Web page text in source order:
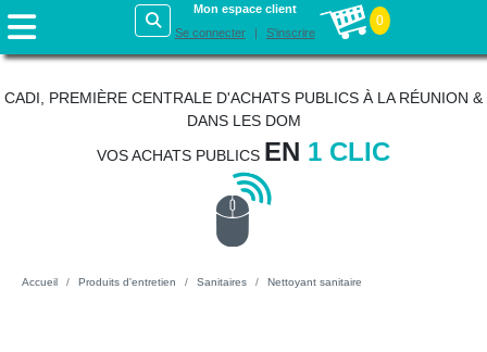
Mon espace client
Se connecter
S'inscrire
0
CADI, PREMIÈRE CENTRALE D'ACHATS PUBLICS À LA RÉUNION &
DANS LES DOM
VOS ACHATS PUBLICS EN 1 CLIC
Accueil Produits d'entretien Sanitaires Nettoyant sanitaire